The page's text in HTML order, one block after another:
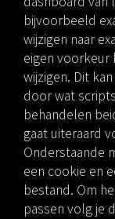
bijvoorbeeld
wijzigen naar
eigen voorkeur
wijzigen. Dit
door wat
behandelen
gaat uiteraard
Onderstaande
een cookie en
bestand. Om
passen volg je